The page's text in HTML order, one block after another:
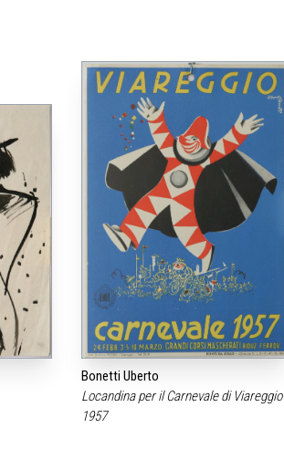
Bonetti Uberto
Locandina per il Carnevale di Viareggio
1957